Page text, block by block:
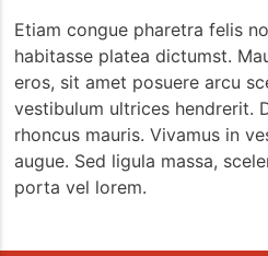
Etiam congue pharetra felis
habitasse platea dictumst.
eros, sit amet posuere arcu
vestibulum ultrices hendrerit.
rhoncus mauris. Vivamus in
augue. Sed ligula massa,
porta vel lorem.